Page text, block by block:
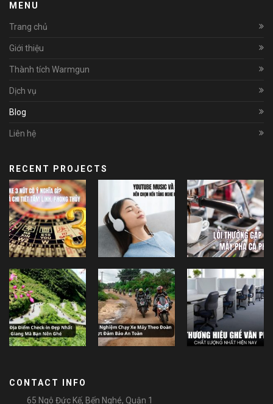
MENU
Trang chủ
Giới thiệu
Thành tích Warmgun
Dịch vụ
Blog
Liên hệ
RECENT PROJECTS
CONTACT INFO
65 Ngô Đức Kế, Bến Nghé, Quận 1